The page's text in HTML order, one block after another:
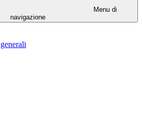
Menu di
navigazione